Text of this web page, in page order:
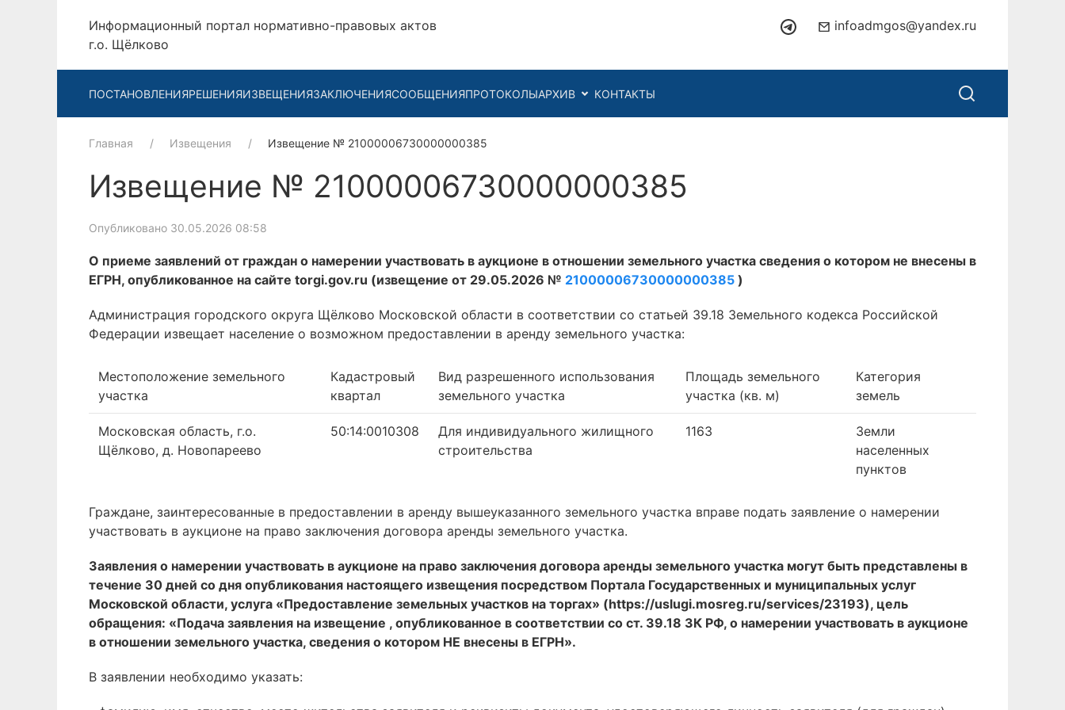
Информационный портал нормативно-правовых актов
г.о. Щёлково
infoadmgos@yandex.ru
ПОСТАНОВЛЕНИЯРЕШЕНИЯИЗВЕЩЕНИЯЗАКЛЮЧЕНИЯСООБЩЕНИЯПРОТОКОЛЫАРХИВ КОНТАКТЫ
Главная Извещения Извещение № 21000006730000000385
Извещение № 21000006730000000385
Опубликовано 30.05.2026 08:58
О приеме заявлений от граждан о намерении участвовать в аукционе в отношении земельного участка сведения о котором не внесены в
ЕГРН, опубликованное на сайте torgi.gov.ru (извещение от 29.05.2026 № 21000006730000000385 )
Администрация городского округа Щёлково Московской области в соответствии со статьей 39.18 Земельного кодекса Российской
Федерации извещает население о возможном предоставлении в аренду земельного участка:
Местоположение земельного
участка
Кадастровый
квартал
Вид разрешенного использования
земельного участка
Площадь земельного
участка (кв. м)
Категория
земель
Московская область, г.о.
Щёлково, д. Новопареево
50:14:0010308
Для индивидуального жилищного
строительства
1163
Земли
населенных
пунктов
Граждане, заинтересованные в предоставлении в аренду вышеуказанного земельного участка вправе подать заявление о намерении
участвовать в аукционе на право заключения договора аренды земельного участка.
Заявления о намерении участвовать в аукционе на право заключения договора аренды земельного участка могут быть представлены в
течение 30 дней со дня опубликования настоящего извещения посредством Портала Государственных и муниципальных услуг
Московской области, услуга «Предоставление земельных участков на торгах» (https://uslugi.mosreg.ru/services/23193), цель
обращения: «Подача заявления на извещение , опубликованное в соответствии со ст. 39.18 ЗК РФ, о намерении участвовать в аукционе
в отношении земельного участка, сведения о котором НЕ внесены в ЕГРН».
В заявлении необходимо указать: